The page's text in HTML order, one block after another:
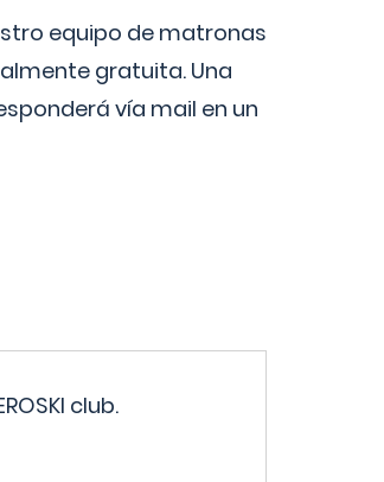
equipo de matronas
gratuita. Una
vía mail en un
club.